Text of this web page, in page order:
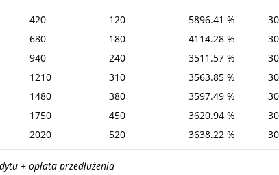
420 120 5896.41 %
30
680 180 4114.28 %
30
940 240 3511.57 %
30
1210 310 3563.85 %
30
1480 380 3597.49 %
30
1750 450 3620.94 %
30
2020 520 3638.22 % 30
+ opłata przedłużenia